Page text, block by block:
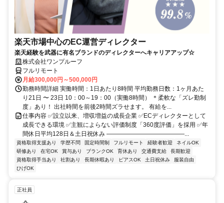
楽天市場中心のEC運営ディレクター
楽天経験を武器に有名ブランドのディレクターへキャリアアップ☆
株式会社ワンプルーフ
フルリモート
月給300,000円～500,000円
勤務時間詳細 実働時間：1日あたり8時間 平均勤務日数：1ヶ月あた
り21日 〜 23日 10：00～19：00（実働8時間） ＊柔軟な「ズレ勤制
度」あり！ 出社時間を前後2時間ズラせます。 有給を...
仕事内容 ✅設立以来、増収増益の成長企業 ✅ECディレクターとして
成長できる環境 ✅主観によらない評価制度「360度評価」を採用 ✅年
間休日平均128日＆土日祝休み ―――――――――――――...
資格取得支援あり 学歴不問 固定時間制 フルリモート 経験者歓迎
ネイルOK
研修あり
在宅OK 賞与あり ブランクOK 育休あり 交通費支給
長期歓迎
資格取得手当あり
社割あり 長期休暇あり ピアスOK 土日祝休み
服装自由
ひげOK
正社員